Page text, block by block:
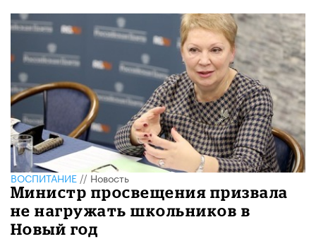
ВОСПИТАНИЕ //Новость
​Министр просвещения призвала
не нагружать школьников в
Новый год